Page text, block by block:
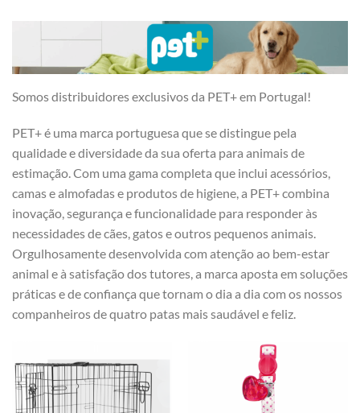
Somos distribuidores exclusivos da PET+ em Portugal!
PET+ é uma marca portuguesa que se distingue pela
qualidade e diversidade da sua oferta para animais de
estimação. Com uma gama completa que inclui acessórios,
camas e almofadas e produtos de higiene, a PET+ combina
inovação, segurança e funcionalidade para responder às
necessidades de cães, gatos e outros pequenos animais.
Orgulhosamente desenvolvida com atenção ao bem-estar
animal e à satisfação dos tutores, a marca aposta em soluções
práticas e de confiança que tornam o dia a dia com os nossos
companheiros de quatro patas mais saudável e feliz.